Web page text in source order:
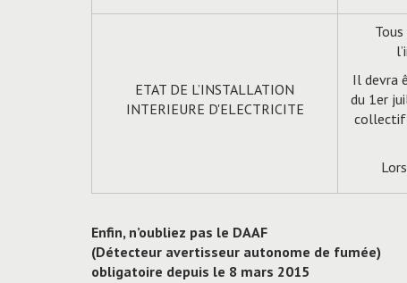
ETAT DE L’INSTALLATION
INTERIEURE D'ELECTRICITE
Il devra
du 1er
collectif
Enfin, n’oubliez pas le DAAF
(Détecteur avertisseur autonome de fumée)
obligatoire depuis le 8 mars 2015